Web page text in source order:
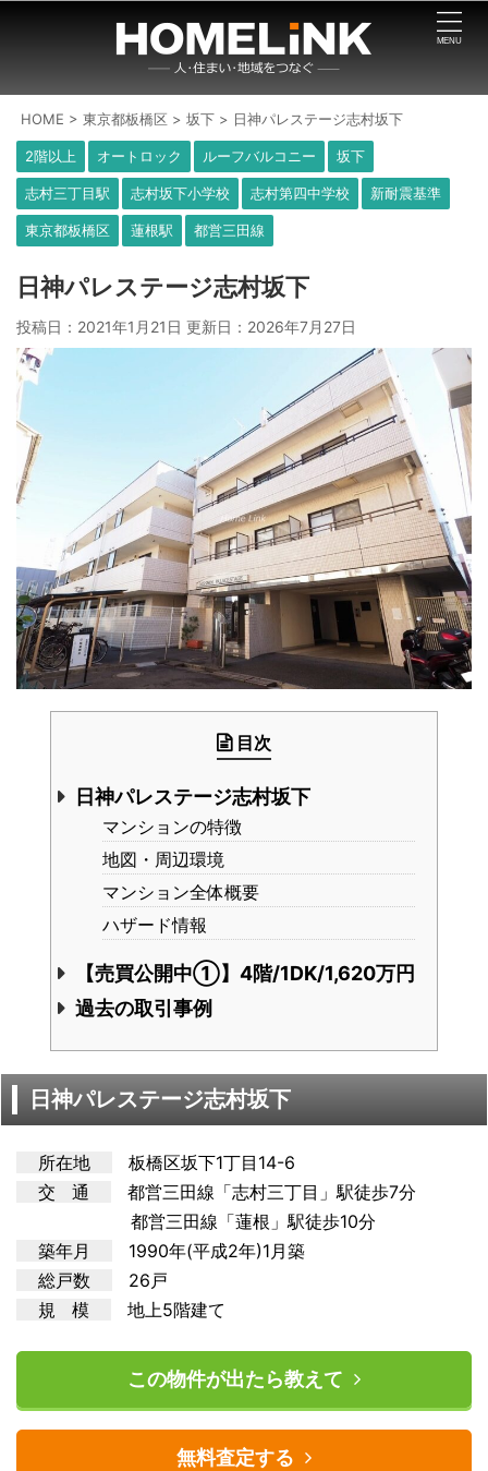
HOME >東京都板橋区 >坂下 > 日神パレステージ志村坂下
2階以上 オートロック ルーフバルコニー 坂下
志村三丁目駅 志村坂下小学校 志村第四中学校 新耐震基準
東京都板橋区 蓮根駅 都営三田線
日神パレステージ志村坂下
投稿日：2021年1月21日 更新日： 2026年7月27日
目次
日神パレステージ志村坂下
マンションの特徴
地図・周辺環境
マンション全体概要
ハザード情報
【売買公開中①】4階/1DK/1,620万円
過去の取引事例
日神パレステージ志村坂下
所在地
板橋区坂下1丁目14-6
交 通
都営三田線「志村三丁目」駅徒歩7分
都営三田線「蓮根」駅徒歩10分
築年月
1990年(平成2年)1月築
総戸数
26戸
規 模
地上5階建て
この物件が出たら教えて
無料査定する